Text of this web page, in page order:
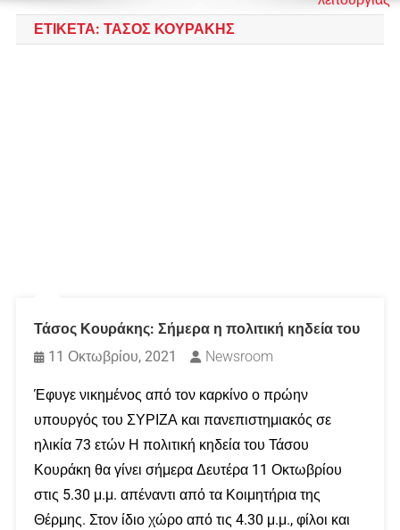
ΕΤΙΚΈΤΑ: ΤΆΣΟΣ ΚΟΥΡΆΚΗΣ
Τάσος Κουράκης: Σήμερα η πολιτική κηδεία του
11 Οκτωβρίου, 2021
Newsroom
Έφυγε νικημένος από τον καρκίνο ο πρώην
υπουργός του ΣΥΡΙΖΑ και πανεπιστημιακός σε
ηλικία 73 ετών Η πολιτική κηδεία του Τάσου
Κουράκη θα γίνει σήμερα Δευτέρα 11 Οκτωβρίου
στις 5.30 μ.μ. απέναντι από τα Κοιμητήρια της
Θέρμης. Στον ίδιο χώρο από τις 4.30 μ.μ., φίλοι και